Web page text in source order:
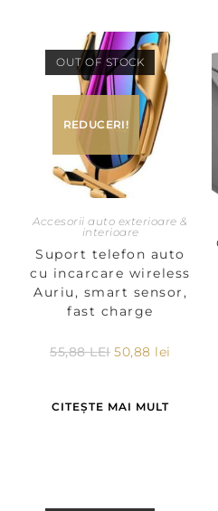
OUT OF STOCK
REDUCERI!
Accesorii auto exterioare &
interioare
Suport telefon auto
cu incarcare wireless
Auriu, smart sensor,
fast charge
55,88LEI 50,88 lei
CITEȘTE MAI MULT